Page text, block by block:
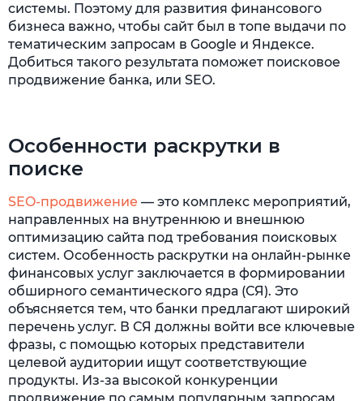
системы. Поэтому для развития финансового
бизнеса важно, чтобы сайт был в топе выдачи по
тематическим запросам в Google и Яндексе.
Добиться такого результата поможет поисковое
продвижение банка, или SEO.
Особенности раскрутки в
поиске
SEO-продвижение — это комплекс мероприятий,
направленных на внутреннюю и внешнюю
оптимизацию сайта под требования поисковых
систем. Особенность раскрутки на онлайн-рынке
финансовых услуг заключается в формировании
обширного семантического ядра (СЯ). Это
объясняется тем, что банки предлагают широкий
перечень услуг. В СЯ должны войти все ключевые
фразы, с помощью которых представители
целевой аудитории ищут соответствующие
продукты. Из-за высокой конкуренции